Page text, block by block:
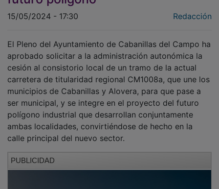
15/05/2024 - 17:30
aprobado solicitar a la administración autonómica la
cesión al consistorio local de un tramo de la actual
carretera de titularidad regional CM1008a, que une los
municipios de Cabanillas y Alovera, para que pase a
ser municipal, y se integre en el proyecto del futuro
polígono industrial que desarrollan conjuntamente
ambas localidades, convirtiéndose de hecho en la
calle principal del nuevo sector.